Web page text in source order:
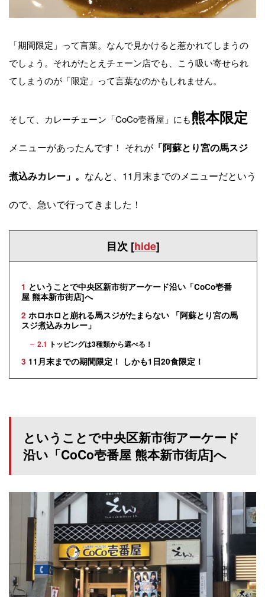
「期間限定」って言葉。なんで見かけると惹かれてしまうの
でしょう。それがたとえチェーン店でも、こう吸い寄せられ
てしまうのが「限定」って言葉なのかもしれません。
そして、カレーチェーン「CoCo壱番屋」にも熊本限定
メニューがあったんです！ それが 「阿蘇とり宮の馬スジ
煮込みカレー」。 なんと、11月末までのメニューだという
ので、急いで行ってきました！
目次 [hide]
1 ということで中央区新市街アーケード沿い「CoCo壱番
屋 熊本新市街店]へ
2 ホロホロと崩れる馬スジがたまらない 「阿蘇とり宮の馬
スジ煮込みカレー」
2.1 トッピングは3種類から選べる！
3 11月末までの期間限定！ しかも1日20食限定！
ということで中央区新市街アーケード
沿い「CoCo壱番屋 熊本新市街店]へ